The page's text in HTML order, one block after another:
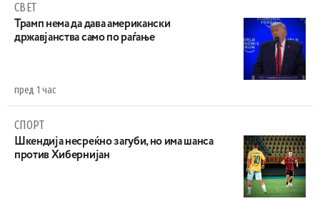
СВЕТ
Трамп нема да дава американски
државјанства само по раѓање
пред 1 час
СПОРТ
Шкендија несреќно загуби, но има шанса
против Хибернијан